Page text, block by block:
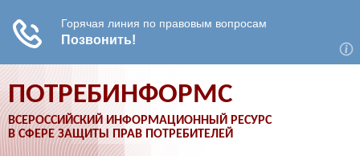
ПОТРЕБИНФОРМС
ВСЕРОССИЙСКИЙ ИНФОРМАЦИОННЫЙ РЕСУРС
В СФЕРЕ ЗАЩИТЫ ПРАВ ПОТРЕБИТЕЛЕЙ